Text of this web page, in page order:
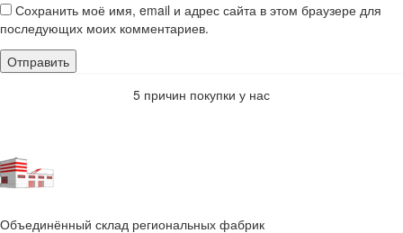
Сохранить моё имя, email и адрес сайта в этом браузере для
последующих моих комментариев.
5 причин покупки у нас
Объединённый склад региональных фабрик